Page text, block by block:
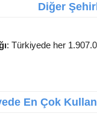
Diğer
: Türkiyede her
En Çok